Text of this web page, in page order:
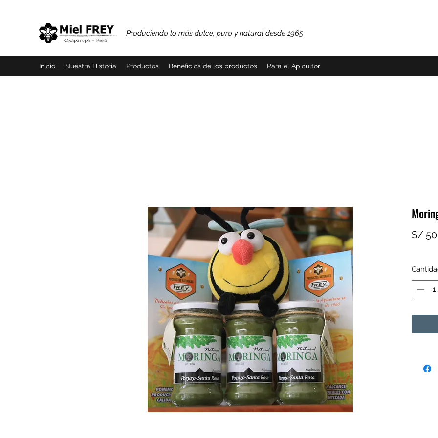
Produciendo lo más dulce, puro y natural desde 1965
Inicio Nuestra Historia Productos Beneficios de los productos Para el Apicultor
S/